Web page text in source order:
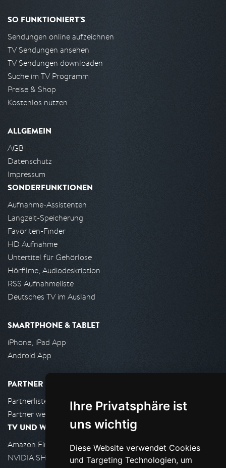
Ihre Privatsphäre ist
uns wichtig
Diese Website verwendet Cookies
und Targeting Technologien, um
SO FUNKTIONIERT'S
Sendungen online aufzeichnen
TV Sendungen ansehen
TV Sendungen downloaden
Suche im TV Programm
Preise & Shop
Kostenlos nutzen
ALLGEMEIN
AGB
Datenschutz
Impressum
SONDERFUNKTIONEN
Aufnahme-Assistenten
Langzeit-Speicherung
Favoriten-Finder
HD Aufnahme
Untertitel für Gehörlose
Hörfilme, Audiodeskription
RSS Aufnahmeliste
Deutsches TV im Ausland
SMARTPHONE & TABLET
iPhone, iPad App
Android App
PARTNER
Partnerliste
Partner werden
TV UND WOHNZIMMER
Amazon FireTV
NVIDIA SHIELD, Google TV